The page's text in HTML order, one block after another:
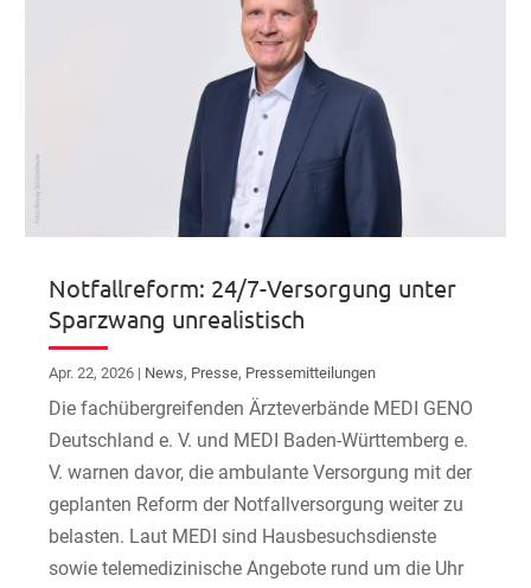
Notfallreform: 24/7-Versorgung unter
Sparzwang unrealistisch
Apr. 22, 2026 | News, Presse, Pressemitteilungen
Die fachübergreifenden Ärzteverbände MEDI GENO
Deutschland e. V. und MEDI Baden-Württemberg e.
V. warnen davor, die ambulante Versorgung mit der
geplanten Reform der Notfallversorgung weiter zu
belasten. Laut MEDI sind Hausbesuchsdienste
sowie telemedizinische Angebote rund um die Uhr